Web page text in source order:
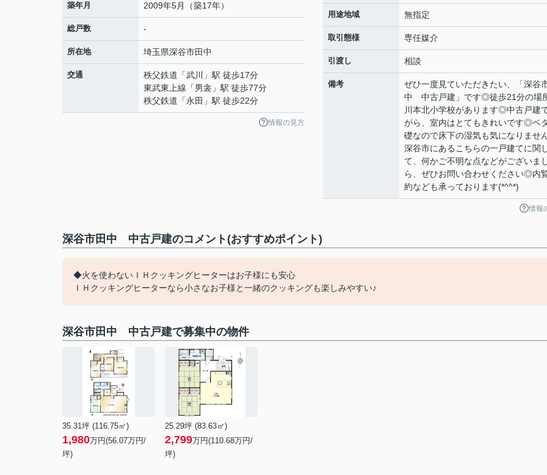
築年月 2009年5月（築17年）
総戸数 -
所在地 埼玉県深谷市田中
交通 秩父鉄道 「武川
」駅 徒歩17分
東武東上線 「男衾 」駅 徒歩77分
秩父鉄道 「永田 」駅 徒歩22分
情報の見方
用途地域 無指定
取引態様 専任媒介
引渡し 相談
備考
ぜひ一度見ていただきたい、「深谷
中 中古戸建」です◎徒歩21分の場
川本北小学校があります◎中古戸建
がら、室内はとてもきれいです◎ベ
礎なので床下の湿気も気になりませ
深谷市にあるこちらの一戸建てに関
て、何かご不明な点などがございま
ら、ぜひお問い合わせください◎内
約なども承っております(*^^*)
情報
深谷市田中 中古戸建のコメント(おすすめポイント)
◆火を使わないＩＨクッキングヒーターはお子様にも安心
ＩＨクッキングヒーターなら小さなお子様と一緒のクッキングも楽しみやすい♪
深谷市田中 中古戸建で募集中の物件
35.31坪 (116.75㎡)
1,980万円(56.07万円/
坪)
25.29坪 (83.63㎡)
2,799万円(110.68万円/
坪)